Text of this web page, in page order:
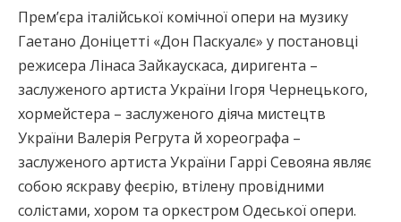
Прем’єра італійської комічної опери на музику
Гаетано Доніцетті «Дон Паскуалє» у постановці
режисера Лінаса Зайкаускаса, диригента –
заслуженого артиста України Ігоря Чернецького,
хормейстера – заслуженого діяча мистецтв
України Валерія Регрута й хореографа –
заслуженого артиста України Гаррі Севояна являє
собою яскраву феєрію, втілену провідними
солістами, хором та оркестром Одеської опери.